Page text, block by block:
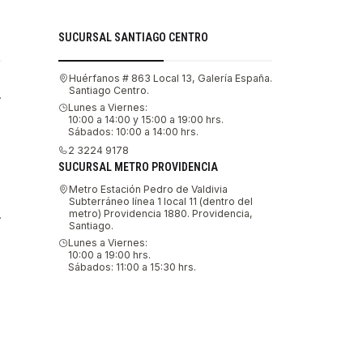
SUCURSAL SANTIAGO CENTRO
Huérfanos # 863 Local 13, Galería España.
Santiago Centro.
Lunes a Viernes:
10:00 a 14:00 y 15:00 a 19:00 hrs.
Sábados: 10:00 a 14:00 hrs.
2 3224 9178
SUCURSAL METRO PROVIDENCIA
Metro Estación Pedro de Valdivia
Subterráneo línea 1 local 11 (dentro del
metro) Providencia 1880. Providencia,
Santiago.
Lunes a Viernes:
10:00 a 19:00 hrs.
Sábados: 11:00 a 15:30 hrs.